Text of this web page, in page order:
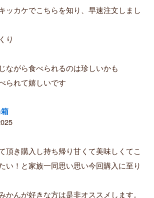
ッカケでこちらを知り、早速注文しまし
り
ながら食べられるのは珍しいかも
られて嬉しいです
頂き購入し持ち帰り甘くて美味しくてこ
い！と家族一同思い思い今回購入に至り
かんが好きな方は是非オススメします。